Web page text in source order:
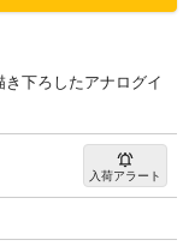
下ろしたアナログイ
入荷アラート